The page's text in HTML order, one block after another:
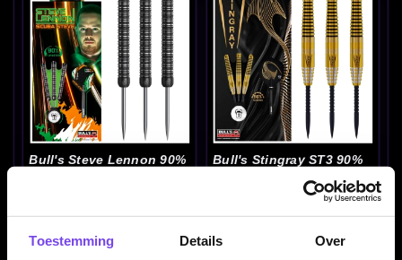
Toestemming Details Over
Bull's Steve Lennon 90%
Bull's Stingray ST3 90%